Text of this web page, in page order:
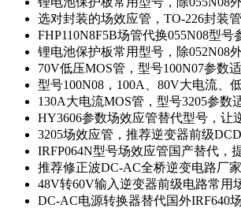
选对封装的场效应管，TO-226封装
FHP110N8F5B场管代换055N08型
锂电池保护板常用型号，除052N08
70V低压MOS管，型号100N07参数
型号100N08，100A、80V大电流、
130A大电流MOS管，型号3205参数
HY3606参数场效应管替代型号，让
3205场效应管，推荐逆变器前级
IRFP064N型号场效应管国产替代，
推荐修正波DC-AC全桥逆变电路厂
48V转60V输入逆变器前级电路常用
DC-AC电源转换器替代国外IRF640